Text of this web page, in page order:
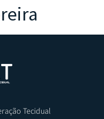
Tecidual